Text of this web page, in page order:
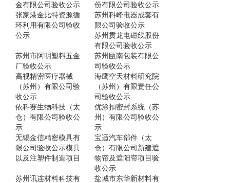
金有限公司验收公示
份有限公司验收公示
张家港金比特资源循
环利用有限公司验收
公示
苏州科峰电器成套有
限公司验收公示
苏州贯龙电磁线股份
有限公司验收公示
苏州市阿明塑料五金
厂验收公示
苏州瓯南包装有限公
司验收公示
高视精密医疗器械
（苏州）有限公司验
收公示
海鹰空天材料研究院
（苏州）有限责任公
司验收公示
依科赛生物科技（太
仓）有限公司验收公
示
优涂扣密封系统（苏
州）有限公司验收公
示
无锡金信精密模具有
限公司验收公示模具
以及注塑件制造项目
宝适汽车部件（太
仓）有限公司新建遮
物帘及遮阳帘项目验
收公示
苏州讯连材料科技有
盐城市东华新材料有